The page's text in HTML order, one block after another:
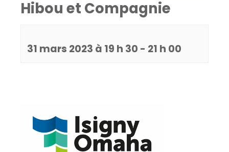
Hibou et Compagnie
31 mars 2023 à 19 h 30 - 21 h 00